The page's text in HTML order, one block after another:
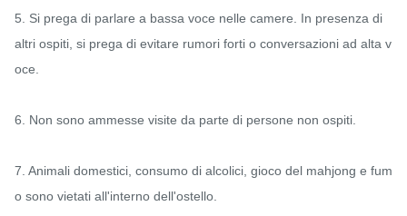
5. Si prega di parlare a bassa voce nelle camere. In presenza di
altri ospiti, si prega di evitare rumori forti o conversazioni ad alta v
oce.
6. Non sono ammesse visite da parte di persone non ospiti.
7. Animali domestici, consumo di alcolici, gioco del mahjong e fum
o sono vietati all'interno dell'ostello.